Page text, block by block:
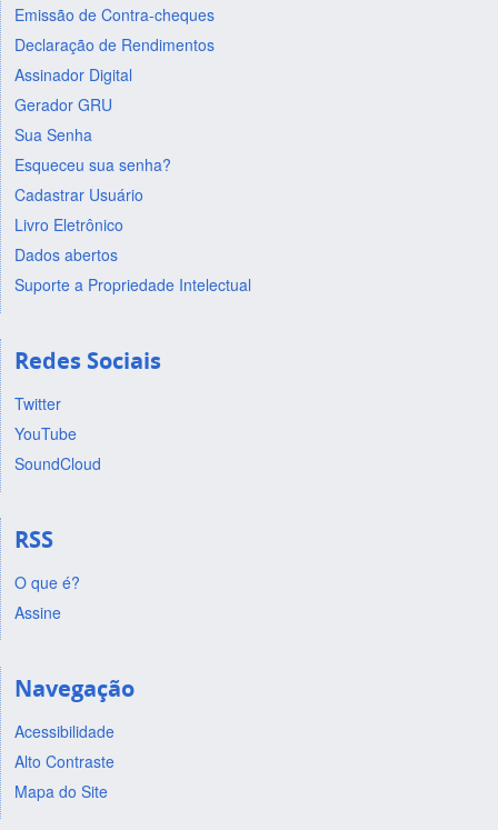
Emissão de Contra-cheques
Declaração de Rendimentos
Assinador Digital
Gerador GRU
Sua Senha
Esqueceu sua senha?
Cadastrar Usuário
Livro Eletrônico
Dados abertos
Suporte a Propriedade Intelectual
Redes Sociais
Twitter
YouTube
SoundCloud
RSS
O que é?
Assine
Navegação
Acessibilidade
Alto Contraste
Mapa do Site